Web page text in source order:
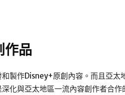
作品
製作Disney+原創內容。而且亞太
化與亞太地區一流內容創作者合作